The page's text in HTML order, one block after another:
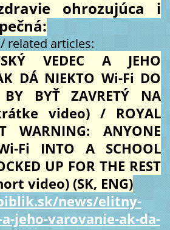
ohrozujúca i
related articles:
VEDEC A JEHO
DÁ NIEKTO Wi-Fi DO
BYŤ ZAVRETÝ NA
video) / ROYAL
WARNING: ANYONE
Fi INTO A SCHOOL
UP FOR THE REST
video) (SK, ENG)
news/elitny-
jeho-varovanie-ak-da-